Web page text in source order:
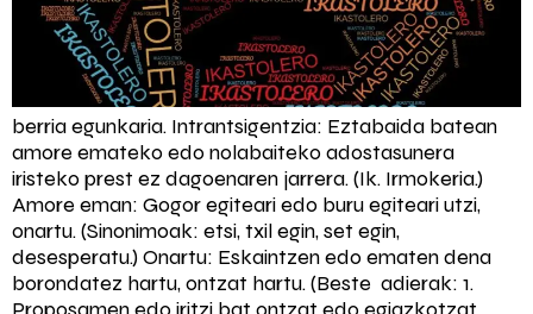
berria egunkaria. Intrantsigentzia: Eztabaida batean
amore emateko edo nolabaiteko adostasunera
iristeko prest ez dagoenaren jarrera. (Ik. Irmokeria.)
Amore eman: Gogor egiteari edo buru egiteari utzi,
onartu. (Sinonimoak: etsi, txil egin, set egin,
desesperatu.) Onartu: Eskaintzen edo ematen dena
borondatez hartu, ontzat hartu. (Beste adierak: 1.